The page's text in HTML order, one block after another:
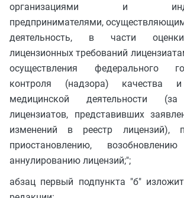
организациями и
предпринимателями,
деятельность, в части
лицензионных требований
осуществления федерального
контроля (надзора) качества и
медицинской деятельности
лицензиатов, представивших
изменений в реестр лицензий),
приостановлению,
аннулированию лицензий;";
абзац первый подпункта "б"